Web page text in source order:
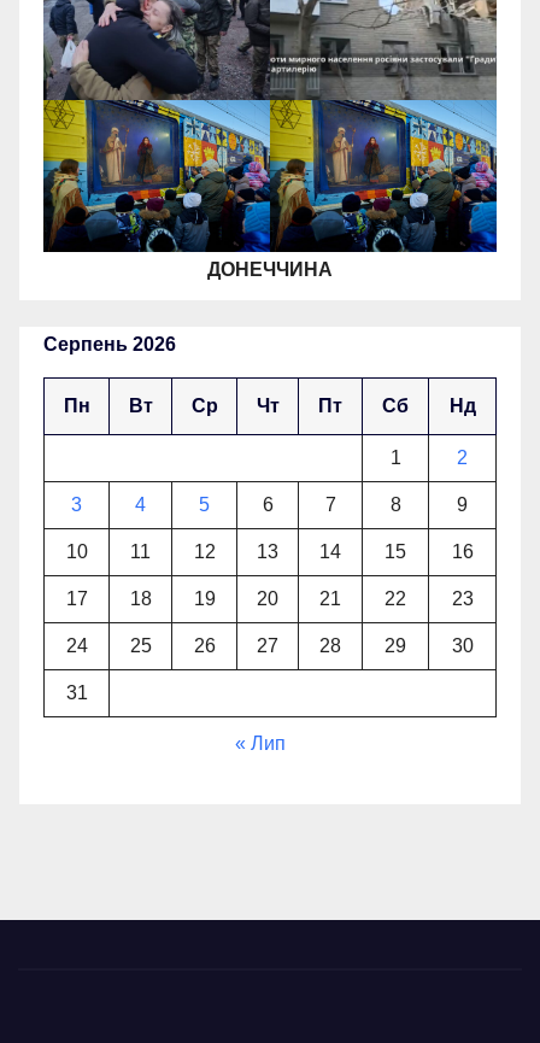
ДОНЕЧЧИНА
Серпень 2026
Пн Вт Ср Чт Пт Сб Нд
1 2
3 4 5 6 7 8 9
10 11 12 13 14 15 16
17 18 19 20 21 22 23
24 25 26 27 28 29 30
31
« Лип